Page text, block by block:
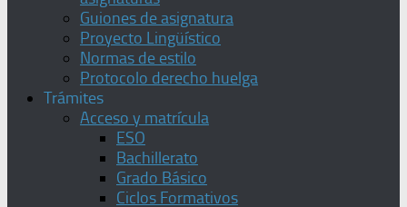
Guiones de asignatura
Proyecto Lingüístico
Normas de estilo
Protocolo derecho huelga
Trámites
Acceso y matrícula
ESO
Bachillerato
Grado Básico
Ciclos Formativos